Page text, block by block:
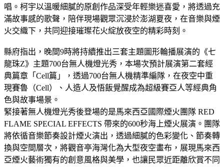
唱。柯宇以溫暖細膩的原創作品深受年輕樂迷喜愛，將透過充
滿故事感的歌聲，陪伴現場觀眾沉浸於澎湖夏夜，在音樂與煙
火交織下，共同迎接璀璨花火綻放夜空的精彩時刻。
縣府指出，晚間9時將持續推出三套主題圖形輪播展演的《七
龍珠Z》主題700台無人機燈光秀，本場次預計展演第二套經
典篇章「Cell篇」，透過700台無人機精準編隊，在夜空中重
現賽魯（Cell）、人造人及悟飯覺醒成為超級賽亞人等經典角
色與故事場景。
緊接著無人機燈光秀後登場的是馬來西亞國際煙火團隊 RED
FLAME SPECIAL EFFECTS 帶來的600秒海上煙火展演。團隊
將依循音樂節奏設計煙火演出，透過細膩的色彩變化、節奏轉
換與空間層次，將觀音亭海灣化為大型夜空畫布，展現馬來西
亞煙火藝術獨有的創意風格與美學，也讓民眾近距離欣賞不同